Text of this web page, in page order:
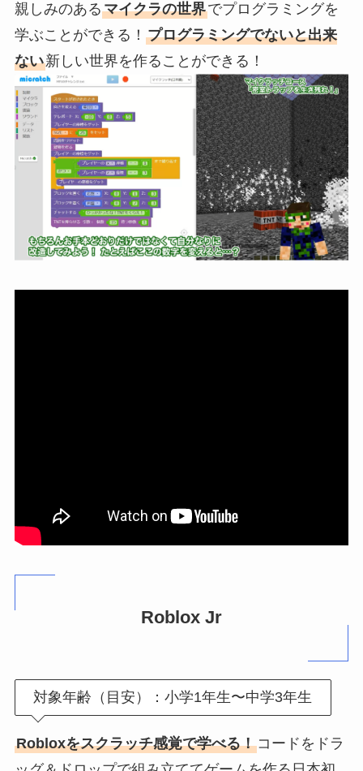
親しみのあるマイクラの世界でプログラミングを
学ぶことができる！ プログラミングでないと出来
ない新しい世界を作ることができる！
Roblox Jr
対象年齢（目安）：小学1年生〜中学3年生
Robloxをスクラッチ感覚で学べる！コードをドラ